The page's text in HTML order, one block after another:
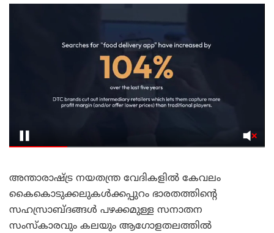
അന്താരാഷ്ട്ര നയതന്ത്ര വേദികളിൽ കേവലം
കൈകൊടുക്കലുകൾക്കപ്പുറം ഭാരതത്തിന്റെ
സഹസ്രാബ്ദങ്ങൾ പഴക്കമുള്ള സനാതന
സംസ്‌കാരവും കലയും ആഗോളതലത്തിൽ